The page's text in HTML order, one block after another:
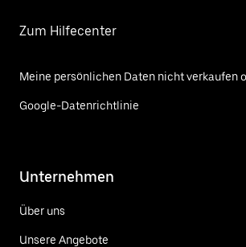
Zum Hilfecenter
Meine persönlichen Daten nicht verkaufen
Google-Datenrichtlinie
Unternehmen
Über uns
Unsere Angebote